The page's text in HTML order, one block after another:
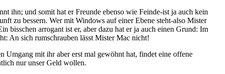
ihn; und somit hat er Freunde ebenso wie Feinde-ist ja auch kein
zu bessern. Wer mit Windows auf einer Ebene steht-also Mister
arrogant ist er, aber dazu hat er ja auch einen Grund: Im
An sich rumschrauben lässt Mister Mac nicht!
Umgang mit ihr aber erst mal gewöhnt hat, findet eine offene
nur unser Geld wollen.